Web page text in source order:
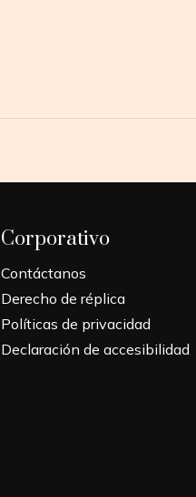
Corporativo
Contáctanos
Derecho de réplica
Políticas de privacidad
Declaración de accesibilidad